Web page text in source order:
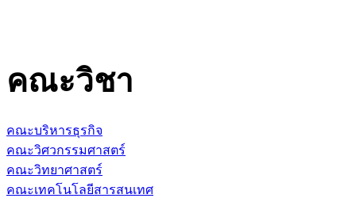
คณะวิชา
คณะบริหารธุรกิจ
คณะวิศวกรรมศาสตร์
คณะวิทยาศาสตร์
คณะเทคโนโลยีสารสนเทศ